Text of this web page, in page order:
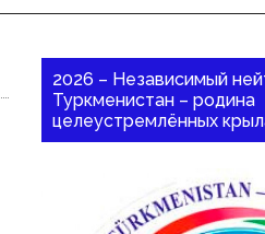
2026 – Независимый
Туркменистан – родина
целеустремлённых